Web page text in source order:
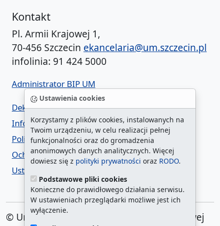
Ustawienia cookies
Korzystamy z plików cookies, instalowanych na
Twoim urządzeniu, w celu realizacji pełnej
funkcjonalności oraz do gromadzenia
anonimowych danych analitycznych. Więcej
dowiesz się z polityki prywatności oraz RODO.
Podstawowe pliki cookies
Konieczne do prawidłowego działania serwisu.
W ustawieniach przeglądarki możliwe jest ich
wyłączenie.
Kontakt
Pl. Armii Krajowej 1,
70-456 Szczecin ekancelaria@um.szczecin.pl
infolinia: 91 424 5000
Administrator BIP UM
Deklaracja dostępności
Informacja o urzędzie w ETR
Polityka prywatności
Ochrona danych osobowych
Ustawienia cookies
© Urząd Miasta Szczecin. Plac Armii Krajowej